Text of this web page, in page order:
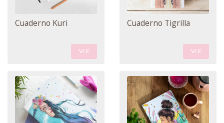
Cuaderno Kuri
VER
Cuaderno Tigrilla
VER